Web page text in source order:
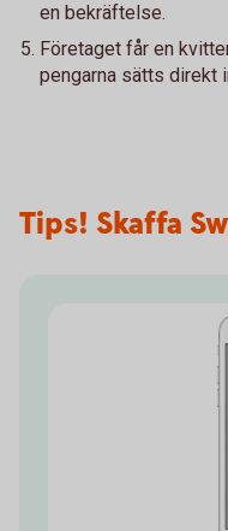
en bekräftelse.
Företaget får en
pengarna sätts direkt
Tips! Skaffa